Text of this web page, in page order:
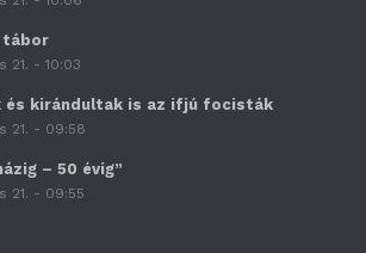
tábor
21. - 10:03
és kirándultak is az ifjú focisták
21. - 09:58
– 50 évig”
21. - 09:55